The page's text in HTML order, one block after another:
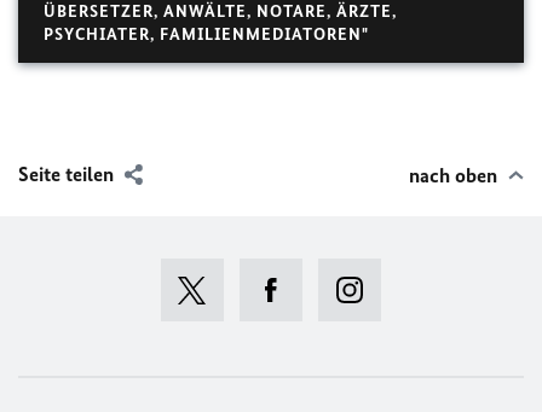
ÜBERSETZER, ANWÄLTE, NOTARE, ÄRZTE,
PSYCHIATER, FAMILIENMEDIATOREN"
Seite teilen nach oben